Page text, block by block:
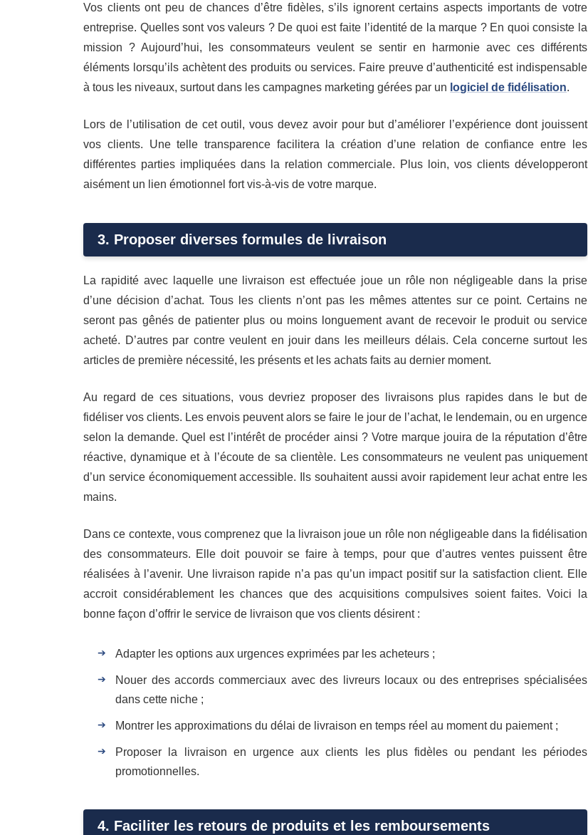
Vos clients ont peu de chances d’être fidèles, s’ils ignorent certains aspects importants de votre
entreprise. Quelles sont vos valeurs ? De quoi est faite l’identité de la marque ? En quoi consiste la
mission ? Aujourd’hui, les consommateurs veulent se sentir en harmonie avec ces différents
éléments lorsqu’ils achètent des produits ou services. Faire preuve d’authenticité est indispensable
à tous les niveaux, surtout dans les campagnes marketing gérées par un logiciel de fidélisation.
Lors de l’utilisation de cet outil, vous devez avoir pour but d’améliorer l’expérience dont jouissent
vos clients. Une telle transparence facilitera la création d’une relation de confiance entre les
différentes parties impliquées dans la relation commerciale. Plus loin, vos clients développeront
aisément un lien émotionnel fort vis-à-vis de votre marque.
3. Proposer diverses formules de livraison
La rapidité avec laquelle une livraison est effectuée joue un rôle non négligeable dans la prise
d’une décision d’achat. Tous les clients n’ont pas les mêmes attentes sur ce point. Certains ne
seront pas gênés de patienter plus ou moins longuement avant de recevoir le produit ou service
acheté. D’autres par contre veulent en jouir dans les meilleurs délais. Cela concerne surtout les
articles de première nécessité, les présents et les achats faits au dernier moment.
Au regard de ces situations, vous devriez proposer des livraisons plus rapides dans le but de
fidéliser vos clients. Les envois peuvent alors se faire le jour de l’achat, le lendemain, ou en urgence
selon la demande. Quel est l’intérêt de procéder ainsi ? Votre marque jouira de la réputation d’être
réactive, dynamique et à l’écoute de sa clientèle. Les consommateurs ne veulent pas uniquement
d’un service économiquement accessible. Ils souhaitent aussi avoir rapidement leur achat entre les
mains.
Dans ce contexte, vous comprenez que la livraison joue un rôle non négligeable dans la fidélisation
des consommateurs. Elle doit pouvoir se faire à temps, pour que d’autres ventes puissent être
réalisées à l’avenir. Une livraison rapide n’a pas qu’un impact positif sur la satisfaction client. Elle
accroit considérablement les chances que des acquisitions compulsives soient faites. Voici la
bonne façon d’offrir le service de livraison que vos clients désirent :
Adapter les options aux urgences exprimées par les acheteurs ;
Nouer des accords commerciaux avec des livreurs locaux ou des entreprises spécialisées
dans cette niche ;
Montrer les approximations du délai de livraison en temps réel au moment du paiement ;
Proposer la livraison en urgence aux clients les plus fidèles ou pendant les périodes
promotionnelles.
4. Faciliter les retours de produits et les remboursements